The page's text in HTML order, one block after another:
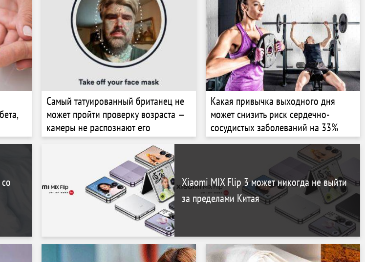
Самый татуированный британец не
может пройти проверку возраста —
камеры не распознают его
Какая привычка выходного дня
может снизить риск сердечно-
сосудистых заболеваний на 33%
Xiaomi MIX Flip 3 может никогда не выйти
за пределами Китая